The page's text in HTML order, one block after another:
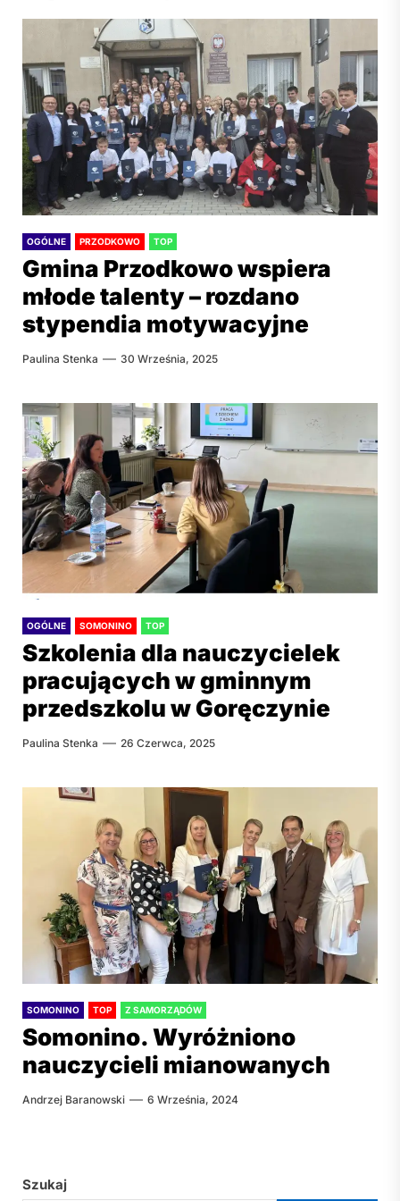
OGÓLNE PRZODKOWO TOP
Gmina Przodkowo wspiera
młode talenty – rozdano
stypendia motywacyjne
Paulina Stenka 30 Września, 2025
OGÓLNE SOMONINO TOP
Szkolenia dla nauczycielek
pracujących w gminnym
przedszkolu w Goręczynie
Paulina Stenka 26 Czerwca, 2025
SOMONINO TOP Z SAMORZĄDÓW
Somonino. Wyróżniono
nauczycieli mianowanych
Andrzej Baranowski 6 Września, 2024
Szukaj